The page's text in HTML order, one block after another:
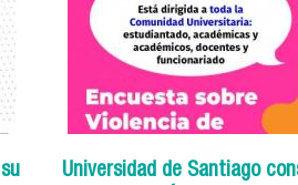
Universidad de Santiago